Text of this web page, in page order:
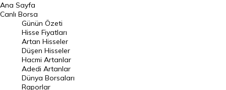
BIST 100 Hisseleri
En Çok Artan Hisseler
En Çok Düşen Hisseler
Hacmi Artanlar
Geçmiş Kapanışlar
Ana Sayfa
Canlı Borsa
Günün Özeti
Hisse Fiyatları
Artan Hisseler
Düşen Hisseler
Hacmi Artanlar
Adedi Artanlar
Dünya Borsaları
Raporlar